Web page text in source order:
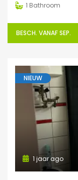
1 Bathroom
BESCH. VANAF SEP.
NIEUW
1 jaar ago